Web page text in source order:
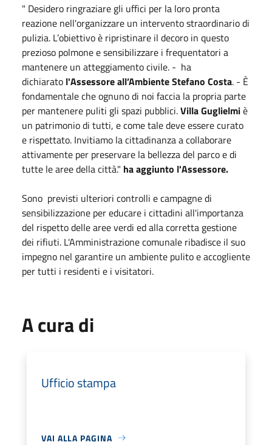
" Desidero ringraziare gli uffici per la loro pronta
reazione nell'organizzare un intervento straordinario di
pulizia. L’obiettivo è ripristinare il decoro in questo
prezioso polmone e sensibilizzare i frequentatori a
mantenere un atteggiamento civile. - ha
dichiarato l'Assessore all’Ambiente Stefano Costa. - È
fondamentale che ognuno di noi faccia la propria parte
per mantenere puliti gli spazi pubblici.Villa Guglielmiè
un patrimonio di tutti, e come tale deve essere curato
e rispettato. Invitiamo la cittadinanza a collaborare
attivamente per preservare la bellezza del parco e di
tutte le aree della città." ha aggiunto l'Assessore.
Sono previsti ulteriori controlli e campagne di
sensibilizzazione per educare i cittadini all'importanza
del rispetto delle aree verdi ed alla corretta gestione
dei rifiuti. L'Amministrazione comunale ribadisce il suo
impegno nel garantire un ambiente pulito e accogliente
per tutti i residenti e i visitatori.
A cura di
Ufficio stampa
VAI ALLA PAGINA